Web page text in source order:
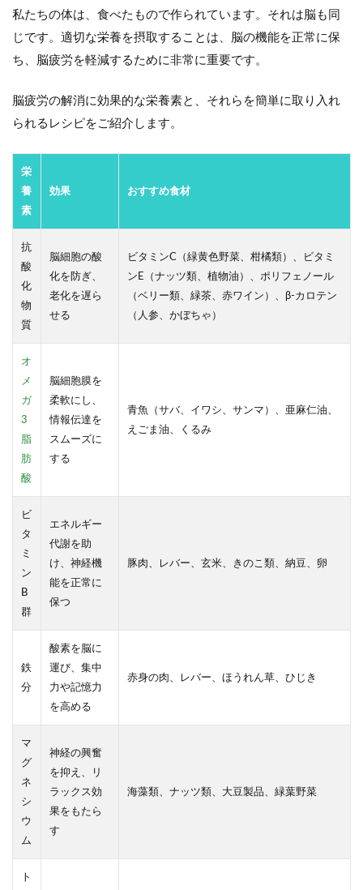
私たちの体は、食べたもので作られています。それは脳も同
じです。適切な栄養を摂取することは、脳の機能を正常に保
ち、脳疲労を軽減するために非常に重要です。
脳疲労の解消に効果的な栄養素と、それらを簡単に取り入れ
られるレシピをご紹介します。
栄
養
素
効果 おすすめ食材
抗
酸
化
物
質
脳細胞の酸
化を防ぎ、
老化を遅ら
せる
ビタミンC（緑黄色野菜、柑橘類）、ビタミ
ンE（ナッツ類、植物油）、ポリフェノール
（ベリー類、緑茶、赤ワイン）、β-カロテン
（人参、かぼちゃ）
オ
メ
ガ
3
脂
肪
酸
脳細胞膜を
柔軟にし、
情報伝達を
スムーズに
する
青魚（サバ、イワシ、サンマ）、亜麻仁油、
えごま油、くるみ
ビ
タ
ミ
ン
B
群
エネルギー
代謝を助
け、神経機
能を正常に
保つ
豚肉、レバー、玄米、きのこ類、納豆、卵
鉄
分
酸素を脳に
運び、集中
力や記憶力
を高める
赤身の肉、レバー、ほうれん草、ひじき
マ
グ
ネ
シ
ウ
ム
神経の興奮
を抑え、リ
ラックス効
果をもたら
す
海藻類、ナッツ類、大豆製品、緑葉野菜
ト